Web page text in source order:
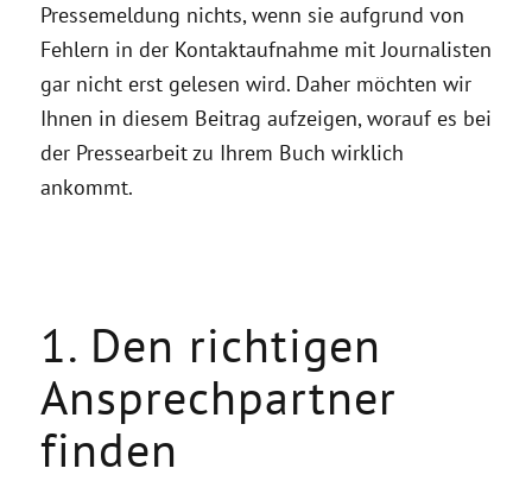
Pressemeldung nichts, wenn sie aufgrund von
Fehlern in der Kontaktaufnahme mit Journalisten
gar nicht erst gelesen wird. Daher möchten wir
Ihnen in diesem Beitrag aufzeigen, worauf es bei
der Pressearbeit zu Ihrem Buch wirklich
ankommt.
1. Den richtigen
Ansprechpartner
finden